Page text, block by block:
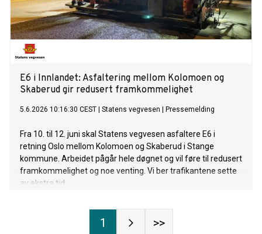
E6 i Innlandet: Asfaltering mellom Kolomoen og
Skaberud gir redusert framkommelighet
5.6.2026 10:16:30 CEST Statens vegvesen Pressemelding
Fra 10. til 12. juni skal Statens vegvesen asfaltere E6 i
retning Oslo mellom Kolomoen og Skaberud i Stange
kommune. Arbeidet pågår hele døgnet og vil føre til redusert
framkommelighet og noe venting. Vi ber trafikantene sette
av ekstra tid.
1 >>